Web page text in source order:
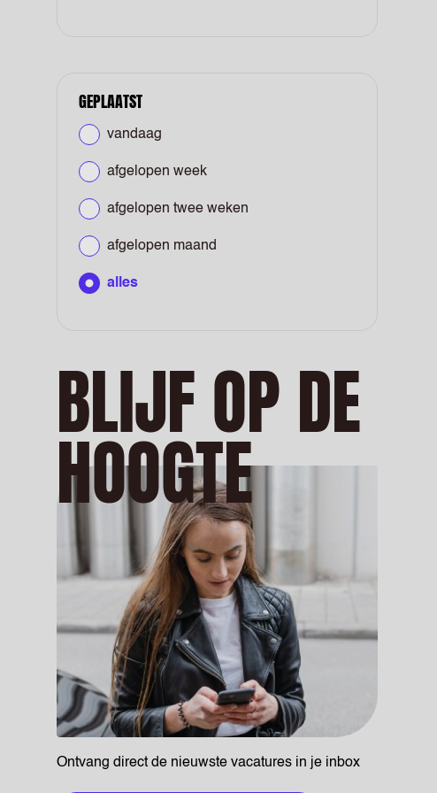
GEPLAATST
vandaag
afgelopen week
afgelopen twee weken
afgelopen maand
alles
BLIJF OP DE
HOOGTE
Ontvang direct de nieuwste vacatures in je inbox